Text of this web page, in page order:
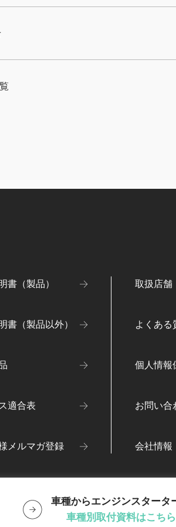
書（製品）
書（製品以外）
適合表
メルマガ登録
取扱店舗
よくある
個人情報
お問い合
会社情報
車種からエンジンスタータ
車種別取付資料はこち